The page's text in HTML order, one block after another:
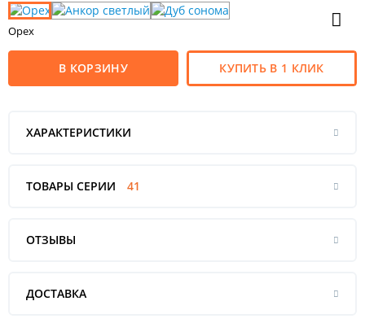
Орех
В КОРЗИНУ КУПИТЬ В 1 КЛИК
ХАРАКТЕРИСТИКИ
ТОВАРЫ СЕРИИ 41
ОТЗЫВЫ
ДОСТАВКА